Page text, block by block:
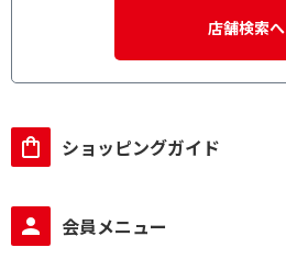
店舗検索へ
ショッピングガイド
会員メニュー